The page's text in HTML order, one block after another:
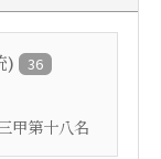
) 36
甲第十八名